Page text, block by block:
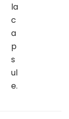
la
c
a
p
s
ul
e.